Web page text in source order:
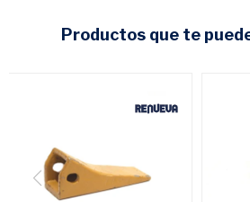
productos que te